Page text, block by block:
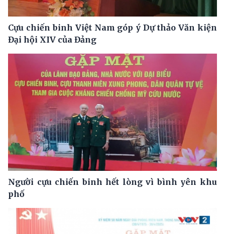
Cựu chiến binh Việt Nam góp ý Dự thảo Văn kiện
Đại hội XIV của Đảng
Người cựu chiến binh hết lòng vì bình yên khu
phố